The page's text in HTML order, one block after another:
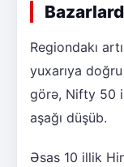
Regiondakı
yuxarıya
görə, Nifty 50
aşağı düşüb.
Əsas 10 illik